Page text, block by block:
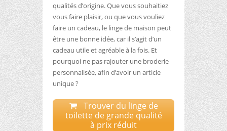
qualités d’origine. Que vous souhaitiez
vous faire plaisir, ou que vous vouliez
faire un cadeau, le linge de maison peut
être une bonne idée, car il s’agit d’un
cadeau utile et agréable à la fois. Et
pourquoi ne pas rajouter une broderie
personnalisée, afin d’avoir un article
unique ?
Trouver du linge de
toilette de grande qualité
à prix réduit